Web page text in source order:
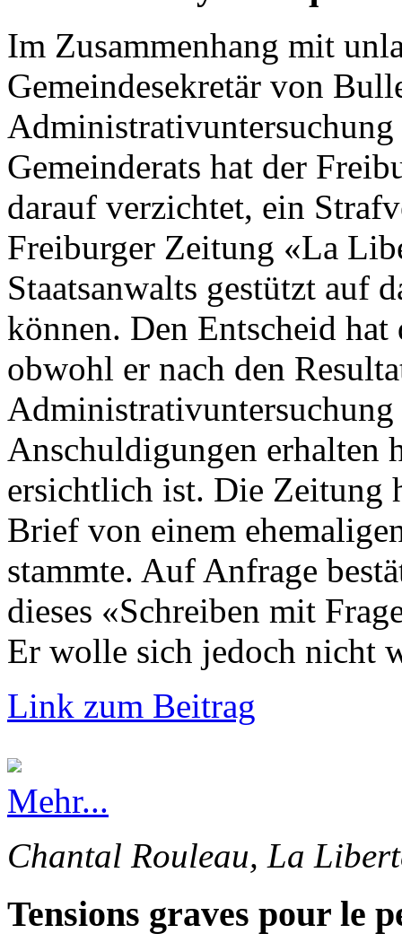
Im Zusammenhang mit
Gemeindesekretär von
Administrativuntersuchung
Gemeinderats hat der
darauf verzichtet, ein
Freiburger Zeitung «La
Staatsanwalts gestützt auf
können. Den Entscheid
obwohl er nach den
Anschuldigungen erhalten
ersichtlich ist. Die Zeitung
Brief von einem
stammte. Auf Anfrage
dieses «Schreiben mit
Er wolle sich jedoch nicht
Link zum Beitrag
Mehr...
Chantal Rouleau, La
Tensions graves pour le